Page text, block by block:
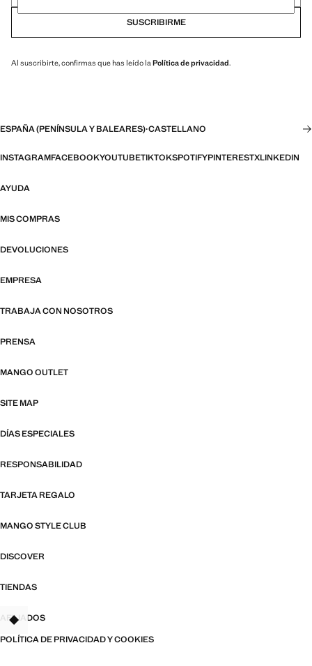
SUSCRIBIRME
Al suscribirte, confirmas que has leído la Política de privacidad.
ESPAÑA (PENÍNSULA Y BALEARES)·CASTELLANO
INSTAGRAMFACEBOOKYOUTUBETIKTOKSPOTIFYPINTERESTXLINKEDIN
AYUDA
MIS COMPRAS
DEVOLUCIONES
EMPRESA
TRABAJA CON NOSOTROS
PRENSA
MANGO OUTLET
SITE MAP
DÍAS ESPECIALES
RESPONSABILIDAD
TARJETA REGALO
MANGO STYLE CLUB
DISCOVER
TIENDAS
AFILIADOS
POLÍTICA DE PRIVACIDAD Y COOKIES